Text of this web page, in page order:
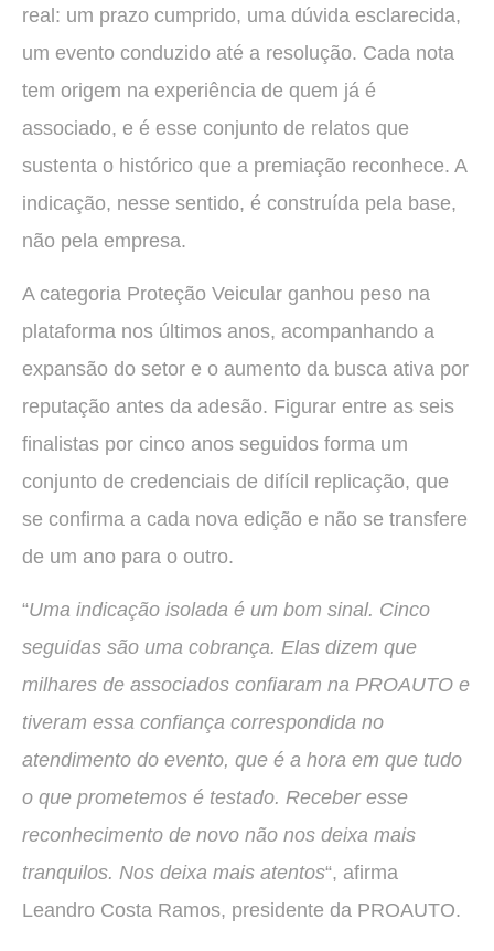
real: um prazo cumprido, uma dúvida esclarecida,
um evento conduzido até a resolução. Cada nota
tem origem na experiência de quem já é
associado, e é esse conjunto de relatos que
sustenta o histórico que a premiação reconhece. A
indicação, nesse sentido, é construída pela base,
não pela empresa.
A categoria Proteção Veicular ganhou peso na
plataforma nos últimos anos, acompanhando a
expansão do setor e o aumento da busca ativa por
reputação antes da adesão. Figurar entre as seis
finalistas por cinco anos seguidos forma um
conjunto de credenciais de difícil replicação, que
se confirma a cada nova edição e não se transfere
de um ano para o outro.
“Uma indicação isolada é um bom sinal. Cinco
seguidas são uma cobrança. Elas dizem que
milhares de associados confiaram na PROAUTO e
tiveram essa confiança correspondida no
atendimento do evento, que é a hora em que tudo
o que prometemos é testado. Receber esse
reconhecimento de novo não nos deixa mais
tranquilos. Nos deixa mais atentos“, afirma
Leandro Costa Ramos, presidente da PROAUTO.